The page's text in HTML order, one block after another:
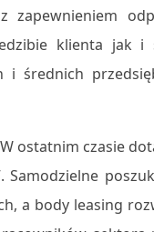
zapewnieniem
klienta jak i
i średnich
ostatnim czasie
Samodzielne
a body leasing